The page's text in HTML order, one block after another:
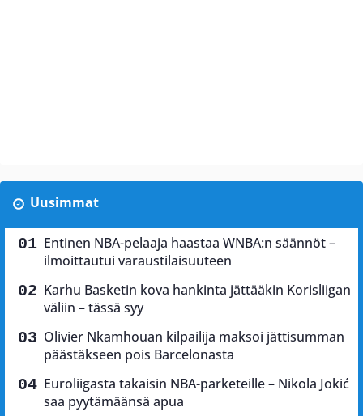
Uusimmat
Entinen NBA-pelaaja haastaa WNBA:n säännöt –
ilmoittautui varaustilaisuuteen
Karhu Basketin kova hankinta jättääkin Korisliigan
väliin – tässä syy
Olivier Nkamhouan kilpailija maksoi jättisumman
päästäkseen pois Barcelonasta
Euroliigasta takaisin NBA-parketeille – Nikola Jokić
saa pyytämäänsä apua